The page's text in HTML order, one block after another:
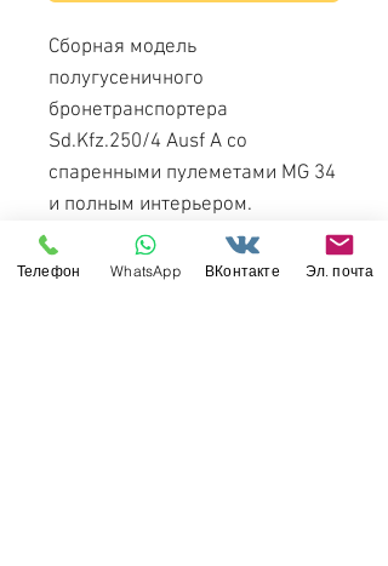
Сборная модель
полугусеничного
бронетранспортера
Sd.Kfz.250/4 Ausf A со
спаренными пулеметами MG 34
и полным интерьером.
Sd.Kfz.250/4 Ausf A leichter
Телефон WhatsApp ВКонтакте Эл. почта